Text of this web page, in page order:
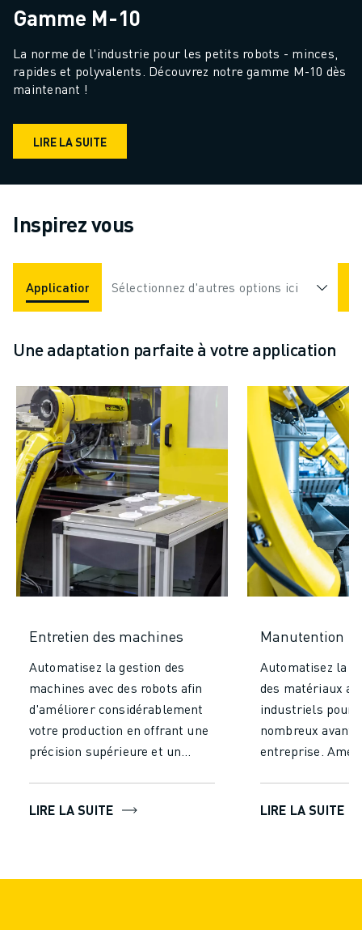
Gamme M-10
La norme de l'industrie pour les petits robots - minces,
rapides et polyvalents. Découvrez notre gamme M-10 dès
maintenant !
LIRE LA SUITE
Inspirez vous
Applications Industries
Sélectionnez d'autres options ici
Une adaptation parfaite à votre application
Entretien des machines
Automatisez la gestion des
machines avec des robots afin
d'améliorer considérablement
votre production en offrant une
précision supérieure et un
manuelle. Augmentez
les coûts de main-d'œuvre et
LIRE LA SUITE
Manutention
Automatisez la
des matériaux
industriels pour
nombreux
entreprise.
en réduisant le
les robots
LIRE LA SUITE